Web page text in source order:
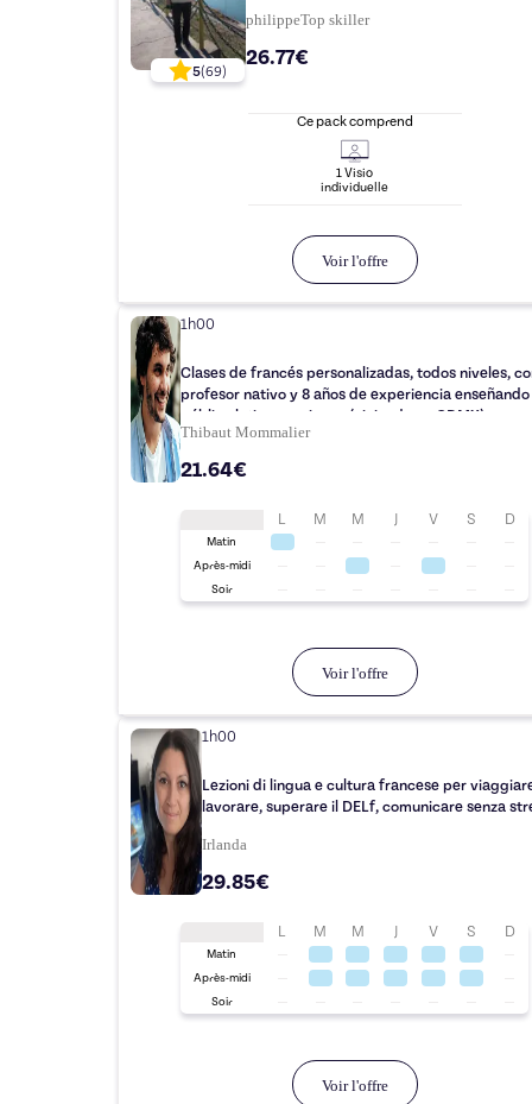
5(69)
philippeTopskiller
26.77€
Ce pack comprend
1Visio
individuelle
Voir l'offre
1h00
Clases de francés personalizadas, todos niveles,
profesor nativo y 8 años de experiencia enseñando
público latinoamericano (viviendo en CDMX)
Thibaut Mommalier
21.64€
L M M J V S D
Matin
Après-midi
Soir
Voir l'offre
1h00
Lezioni di lingua e cultura francese per
lavorare, superare il DELf, comunicare senza
Irlanda
29.85€
L M M J V S D
Matin
Après-midi
Soir
Voir l'offre